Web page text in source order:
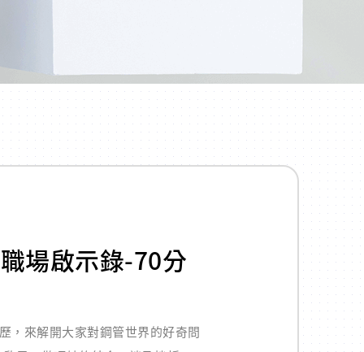
場啟示錄-70分
，來解開大家對鋼管世界的好奇問